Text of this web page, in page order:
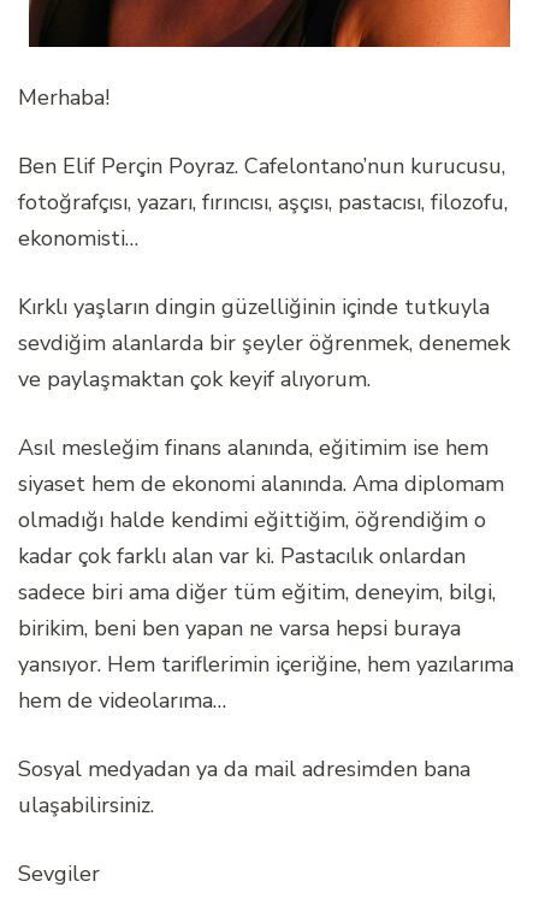
Merhaba!
Ben Elif Perçin Poyraz. Cafelontano’nun kurucusu,
fotoğrafçısı, yazarı, fırıncısı, aşçısı, pastacısı, filozofu,
ekonomisti…
Kırklı yaşların dingin güzelliğinin içinde tutkuyla
sevdiğim alanlarda bir şeyler öğrenmek, denemek
ve paylaşmaktan çok keyif alıyorum.
Asıl mesleğim finans alanında, eğitimim ise hem
siyaset hem de ekonomi alanında. Ama diplomam
olmadığı halde kendimi eğittiğim, öğrendiğim o
kadar çok farklı alan var ki. Pastacılık onlardan
sadece biri ama diğer tüm eğitim, deneyim, bilgi,
birikim, beni ben yapan ne varsa hepsi buraya
yansıyor. Hem tariflerimin içeriğine, hem yazılarıma
hem de videolarıma…
Sosyal medyadan ya da mail adresimden bana
ulaşabilirsiniz.
Sevgiler